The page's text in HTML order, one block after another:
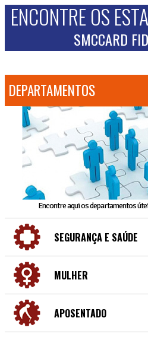
ENCONTRE OS
SMCCARD
DEPARTAMENTOS
Encontre aqui os departamentos
SEGURANÇA E SAÚDE
MULHER
APOSENTADO